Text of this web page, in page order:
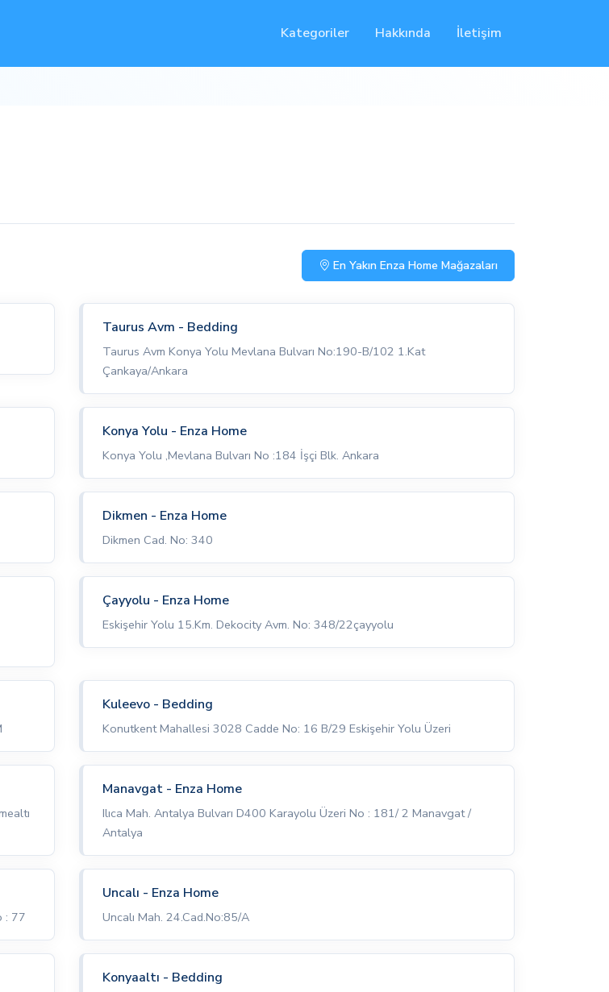
Kategoriler Hakkında İletişim
En Yakın Enza Home Mağazaları
Taurus Avm - Bedding
Taurus Avm Konya Yolu Mevlana Bulvarı No:190-B/102 1.Kat
Çankaya/Ankara
Konya Yolu - Enza Home
Konya Yolu ,Mevlana Bulvarı No :184 İşçi Blk. Ankara
Dikmen - Enza Home
Dikmen Cad. No: 340
Çayyolu - Enza Home
Eskişehir Yolu 15.Km. Dekocity Avm. No: 348/22çayyolu
Kuleevo - Bedding
Konutkent Mahallesi 3028 Cadde No: 16 B/29 Eskişehir Yolu Üzeri
Manavgat - Enza Home
Ilıca Mah. Antalya Bulvarı D400 Karayolu Üzeri No : 181/ 2 Manavgat /
Antalya
: 77
Uncalı - Enza Home
Uncalı Mah. 24.Cad.No:85/A
Konyaaltı - Bedding